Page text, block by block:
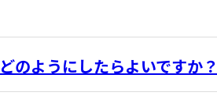
のようにしたらよいですか